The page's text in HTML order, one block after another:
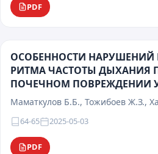
PDF
ОСОБЕННОСТИ
РИТМА ЧАСТОТЫ ДЫХАНИЯ
ПОЧЕЧНОМ ПОВРЕЖДЕНИИ
Маматкулов Б.Б., Тожибоев Ж.З.,
64-65 2025-05-03
PDF